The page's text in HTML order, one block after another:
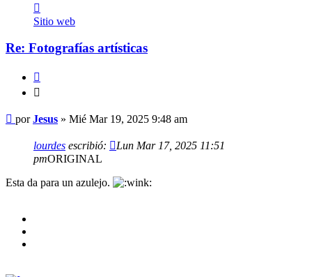
Jesus
Sitio web
Re: Fotografías artísticas
Mensaje
porJesus » Mié Mar 19, 2025 9:48 am
lourdes escribió:
Lun Mar 17, 2025 11:51
pmORIGINAL
Esta da para un azulejo.